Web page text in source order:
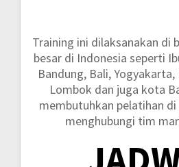
Training ini dilaksanakan di
besar di Indonesia seperti
Bandung, Bali, Yogyakarta,
Lombok dan juga kota
membutuhkan pelatihan
menghubungi tim